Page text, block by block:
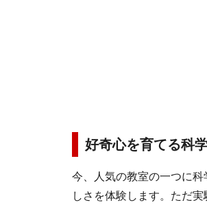
好奇心を育てる科
今、人気の教室の一つに
しさを体験します。ただ